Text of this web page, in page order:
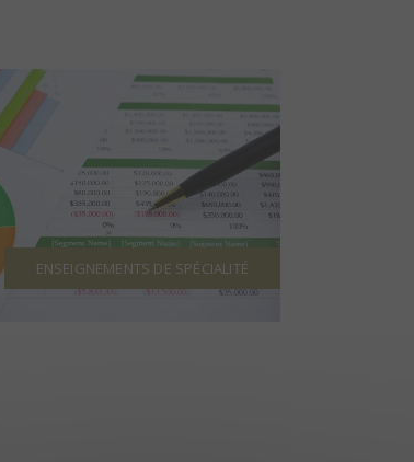
ENSEIGNEMENTS DE SPÉCIALITÉ